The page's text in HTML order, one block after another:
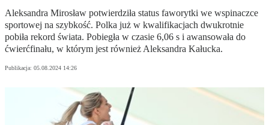
Aleksandra Mirosław potwierdziła status faworytki we wspinaczce
sportowej na szybkość. Polka już w kwalifikacjach dwukrotnie
pobiła rekord świata. Pobiegła w czasie 6,06 s i awansowała do
ćwierćfinału, w którym jest również Aleksandra Kałucka.
Publikacja: 05.08.2024 14:26